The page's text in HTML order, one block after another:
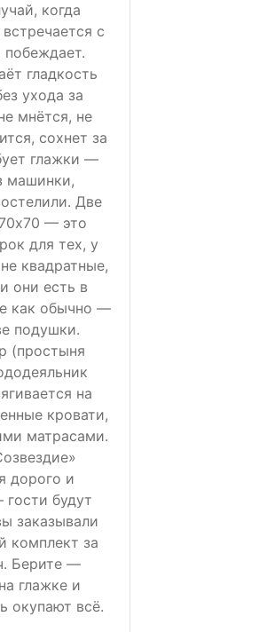
когда
с
побеждает.
гладкость
ухода за
мнётся, не
сохнет за
глажки —
машинки,
Две
— это
для тех, у
квадратные,
они есть в
как обычно —
подушки.
(простыня
на
кровати,
матрасами.
дорого и
будут
заказывали
комплект за
Берите —
глажке и
окупают всё.